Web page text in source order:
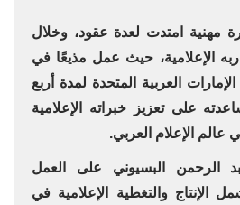
مهنية امتدت لعدة عقود، وخلال
الإعلامية، حيث عمل مذيعًا في
العربية المتحدة لمدة أربع
على تعزيز خبراته الإعلامية
عالم الإعلام العربي.
الرحمن البسيوني على العمل
الإنتاج والتغطية الإعلامية في